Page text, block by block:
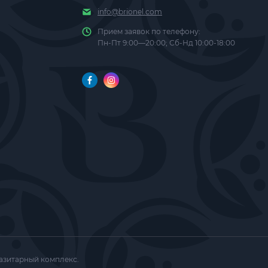
info@brionel.com
Прием заявок по телефону:
Пн-Пт 9:00—20:00; Сб-Нд 10:00-18:00
комплекс.